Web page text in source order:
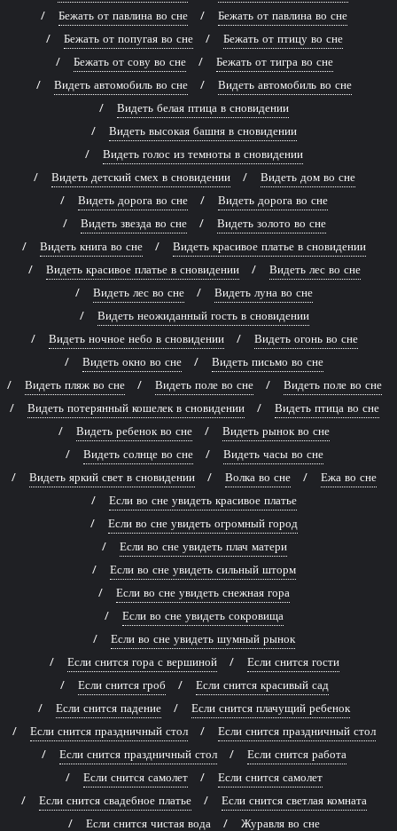
Бежать от павлина во сне
Бежать от павлина во сне
Бежать от попугая во сне
Бежать от птицу во сне
Бежать от сову во сне
Бежать от тигра во сне
Видеть автомобиль во сне
Видеть автомобиль во сне
Видеть белая птица в сновидении
Видеть высокая башня в сновидении
Видеть голос из темноты в сновидении
Видеть детский смех в сновидении
Видеть дом во сне
Видеть дорога во сне
Видеть дорога во сне
Видеть звезда во сне
Видеть золото во сне
Видеть книга во сне
Видеть красивое платье в сновидении
Видеть красивое платье в сновидении
Видеть лес во сне
Видеть лес во сне
Видеть луна во сне
Видеть неожиданный гость в сновидении
Видеть ночное небо в сновидении
Видеть огонь во сне
Видеть окно во сне
Видеть письмо во сне
Видеть пляж во сне
Видеть поле во сне
Видеть поле во сне
Видеть потерянный кошелек в сновидении
Видеть птица во сне
Видеть ребенок во сне
Видеть рынок во сне
Видеть солнце во сне
Видеть часы во сне
Видеть яркий свет в сновидении
Волка во сне
Ежа во сне
Если во сне увидеть красивое платье
Если во сне увидеть огромный город
Если во сне увидеть плач матери
Если во сне увидеть сильный шторм
Если во сне увидеть снежная гора
Если во сне увидеть сокровища
Если во сне увидеть шумный рынок
Если снится гора с вершиной
Если снится гости
Если снится гроб
Если снится красивый сад
Если снится падение
Если снится плачущий ребенок
Если снится праздничный стол
Если снится праздничный стол
Если снится праздничный стол
Если снится работа
Если снится самолет
Если снится самолет
Если снится свадебное платье
Если снится светлая комната
Если снится чистая вода
Журавля во сне